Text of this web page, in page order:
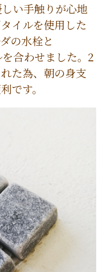
い手触りが心地
イルを使用した
の水栓と
合わせました。2
た為、朝の身支
です。